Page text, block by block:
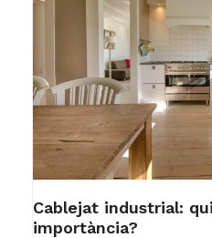
Cablejat industrial:
importància?